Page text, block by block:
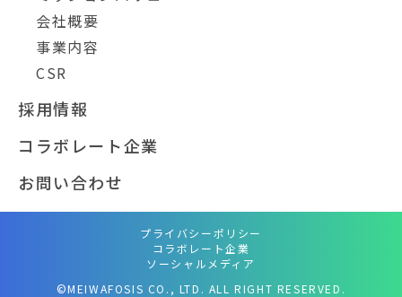
会社概要
事業内容
CSR
採用情報
コラボレート企業
お問い合わせ
プライバシーポリシー
コラボレート企業
ソーシャルメディア
©MEIWAFOSIS CO., LTD. ALL RIGHT RESERVED.